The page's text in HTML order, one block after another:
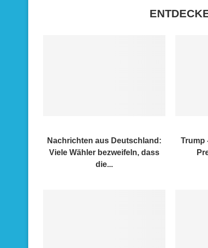
Nachrichten aus Deutschland:
Viele Wähler bezweifeln, dass
die...
Trump